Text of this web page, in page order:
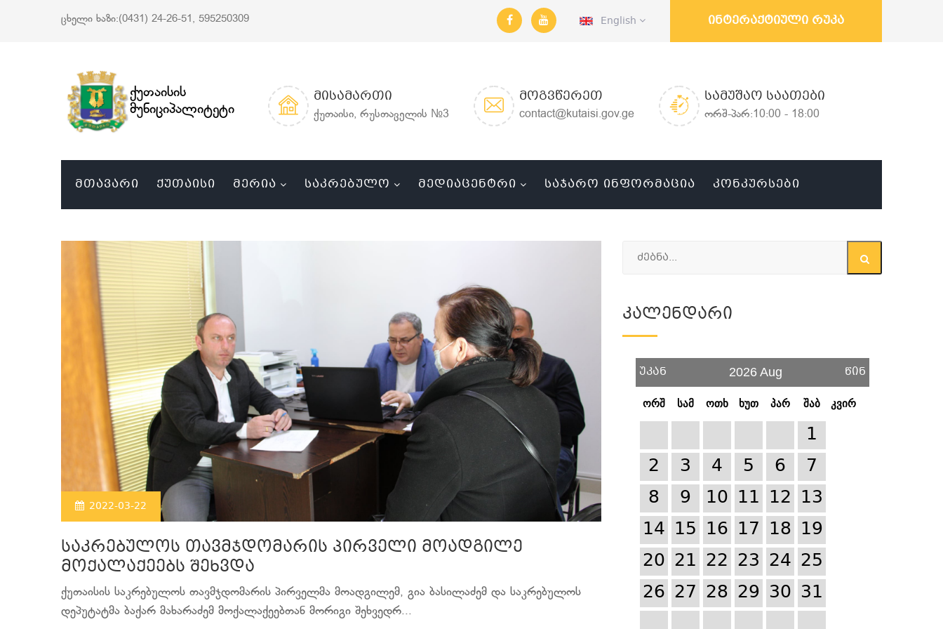
ცხელი ხაზი:(0431) 24-26-51, 595250309 English ინტერაქტიული რუკა
ქუთაისის
მუნიციპალიტეტი
ᲛᲘᲡᲐᲛᲐᲠᲗᲘ
ქუთაისი, რუსთაველის №3
ᲛᲝᲒᲕᲬᲔᲠᲔᲗ
contact@kutaisi.gov.ge
ᲡᲐᲛᲣᲨᲐᲝ ᲡᲐᲐᲗᲔᲑᲘ
ორშ-პარ:10:00 - 18:00
ᲛᲗᲐᲕᲐᲠᲘ ᲥᲣᲗᲐᲘᲡᲘ ᲛᲔᲠᲘᲐ ᲡᲐᲙᲠᲔᲑᲣᲚᲝ ᲛᲔᲓᲘᲐᲪᲔᲜᲢᲠᲘ ᲡᲐᲯᲐᲠᲝ ᲘᲜᲤᲝᲠᲛᲐᲪᲘᲐ ᲙᲝᲜᲙᲣᲠᲡᲔᲑᲘ
2022-03-22
საკრებულოს თავმჯდომარის პირველი მოადგილე
მოქალაქეებს შეხვდა
ქუთაისის საკრებულოს თავმჯდომარის პირველმა მოადგილემ, გია ბასილაძემ და საკრებულოს
დეპუტატმა ბაქარ მახარაძემ მოქალაქეებთან მორიგი შეხვედრ...
Კალენდარი
უკან 2026 Aug წინ
ორშ სამ ოთხ ხუთ პარ შაბ კვირ
1
2
3 4 5 6
7
8
9 10 11 12 13
14 15 16 17 18 19
20 21 22 23 24 25
26 27 28 29 30 31